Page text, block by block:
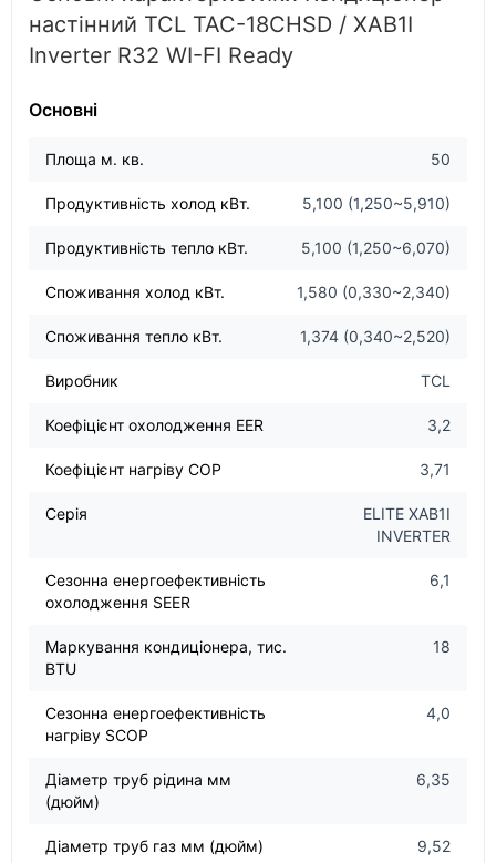
настінний TCL TAC-18CHSD / XAB1I
Inverter R32 WI-FI Ready
Основні
Площа м. кв. 50
Продуктивність холод кВт. 5,100 (1,250~5,910)
Продуктивність тепло кВт. 5,100 (1,250~6,070)
Споживання холод кВт. 1,580 (0,330~2,340)
Споживання тепло кВт. 1,374 (0,340~2,520)
Виробник TCL
Коефіцієнт охолодження EER 3,2
Коефіцієнт нагріву COP 3,71
Серія
ELITE XAB1I
INVERTER
Сезонна енергоефективність
охолодження SEER
6,1
Маркування кондиціонера, тис.
BTU
18
Сезонна енергоефективність
нагріву SCOP
4,0
Діаметр труб рідина мм
(дюйм)
6,35
Діаметр труб газ мм (дюйм) 9,52